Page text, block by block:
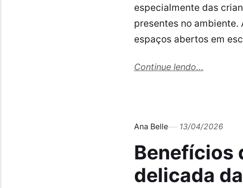
especialmente das
presentes no
espaços abertos em
Continue lendo...
Ana Belle 13/04/2026
Benefícios
delicada